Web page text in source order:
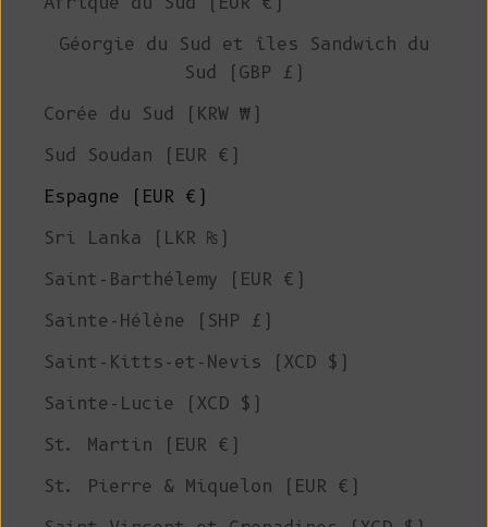
Géorgie du Sud et îles Sandwich du
Sud (GBP £)
Corée du Sud (KRW ₩)
Sud Soudan (EUR €)
Espagne (EUR €)
Sri Lanka (LKR ₨)
Saint-Barthélemy (EUR €)
Sainte-Hélène (SHP £)
Saint-Kitts-et-Nevis (XCD $)
Sainte-Lucie (XCD $)
St. Martin (EUR €)
St. Pierre & Miquelon (EUR €)